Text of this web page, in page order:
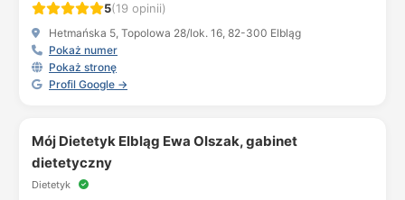
5(19 opinii)
Hetmańska 5, Topolowa 28/lok. 16, 82-300 Elbląg
Pokaż numer
Pokaż stronę
Profil Google →
Mój Dietetyk Elbląg Ewa Olszak, gabinet
dietetyczny
Dietetyk